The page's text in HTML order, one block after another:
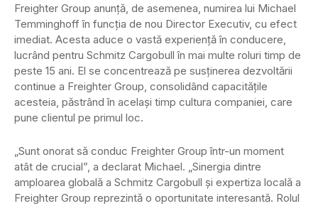
Freighter Group anunță, de asemenea, numirea lui Michael
Temminghoff în funcția de nou Director Executiv, cu efect
imediat. Acesta aduce o vastă experiență în conducere,
lucrând pentru Schmitz Cargobull în mai multe roluri timp de
peste 15 ani. El se concentrează pe susținerea dezvoltării
continue a Freighter Group, consolidând capacitățile
acesteia, păstrând în același timp cultura companiei, care
pune clientul pe primul loc.
„Sunt onorat să conduc Freighter Group într-un moment
atât de crucial”, a declarat Michael. „Sinergia dintre
amploarea globală a Schmitz Cargobull și expertiza locală a
Freighter Group reprezintă o oportunitate interesantă. Rolul